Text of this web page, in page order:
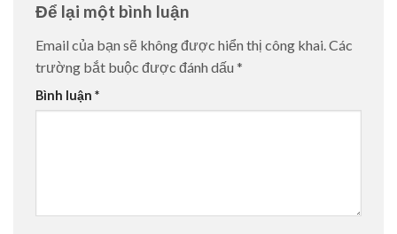
Để lại một bình luận
Email của bạn sẽ không được hiển thị công khai. Các
trường bắt buộc được đánh dấu *
Bình luận *